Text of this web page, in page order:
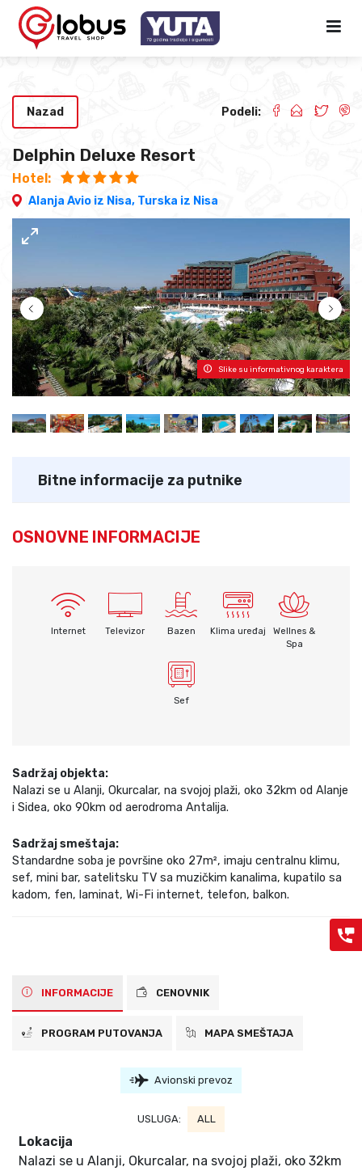
Delphin Deluxe Resort
Hotel:
Alanja Avio iz Nisa, Turska iz Nisa
Nazad Podeli:
Slike su informativnog karaktera
Bitne informacije za putnike
OSNOVNE INFORMACIJE
Internet Televizor Bazen Klima uređaj
Wellnes &
Spa
Sef
Sadržaj objekta:
Nalazi se u Alanji, Okurcalar, na svojoj plaži, oko 32km od Alanje
i Sidea, oko 90km od aerodroma Antalija.
Sadržaj smeštaja:
Standardne soba je površine oko 27m², imaju centralnu klimu,
sef, mini bar, satelitsku TV sa muzičkim kanalima, kupatilo sa
kadom, fen, laminat, Wi-Fi internet, telefon, balkon.
INFORMACIJE CENOVNIK
PROGRAM PUTOVANJA MAPA SMEŠTAJA
Avionski prevoz
USLUGA: ALL
Lokacija
Nalazi se u Alanji, Okurcalar, na svojoj plaži, oko 32km